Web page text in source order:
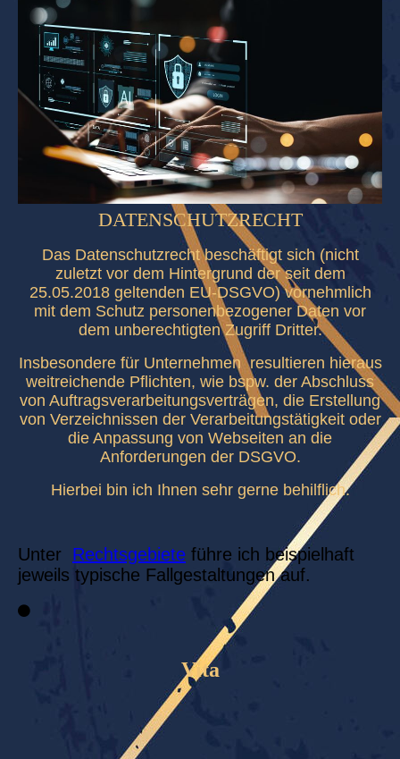
DATENSCHUTZRECHT
Das Datenschutzrecht beschäftigt sich (nicht
zuletzt vor dem Hintergrund der seit dem
25.05.2018 geltenden EU-DSGVO) vornehmlich
mit dem Schutz personenbezogener Daten vor
dem unberechtigten Zugriff Dritter.
Insbesondere für Unternehmen resultieren hieraus
weitreichende Pflichten, wie bspw. der Abschluss
von Auftragsverarbeitungsverträgen, die Erstellung
von Verzeichnissen der Verarbeitungstätigkeit oder
die Anpassung von Webseiten an die
Anforderungen der DSGVO.
Hierbei bin ich Ihnen sehr gerne behilflich.
Unter Rechtsgebiete führe ich beispielhaft
jeweils typische Fallgestaltungen auf.
Vita